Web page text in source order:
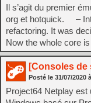
Il s’agit du premier
org et hotquick. –
refactoring. It was
Now the whole core
[Consoles de
Posté le 31/07/2020 à
Project64 Netplay